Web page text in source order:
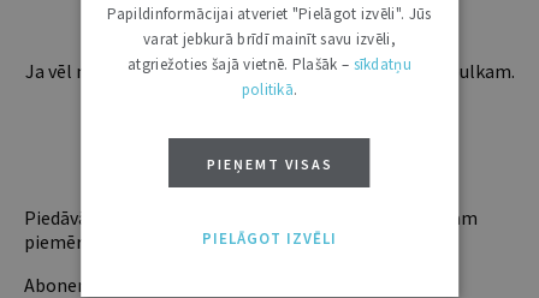
Ja vēl neesi abonents, aicinām pievienoties lasītāju pulkam.
Iegūsi tūlītēju piekļuvi digitālajam saturam!
ABONĒT
Piedāvājam trīs abonementu veidus. Vienam lietotājam
piemērotākais ir "Mazais" (3, 6 un 12 mēnešiem).
Abonentu ieguvumi:
Papildinformācijai atveriet "Pielāgot izvēli". Jūs
varat jebkurā brīdī mainīt savu izvēli,
atgriežoties šajā vietnē. Plašāk – sīkdatņu
politikā.
PIEŅEMT VISAS
PIELĀGOT IZVĒLI